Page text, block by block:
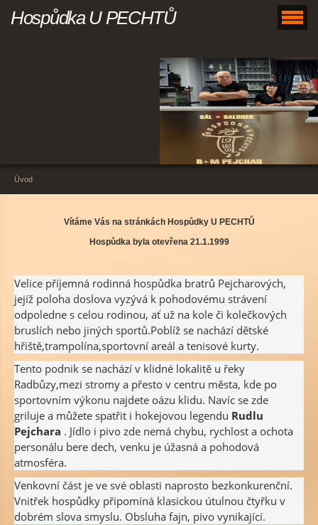
Hospůdka U PECHTŮ
Úvod
Vítáme Vás na stránkách Hospůdky U PECHTŮ
Hospůdka byla otevřena 21.1.1999
Velice příjemná rodinná hospůdka bratrů Pejcharových,
jejíž poloha doslova vyzývá k pohodovému strávení
odpoledne s celou rodinou, ať už na kole či kolečkových
bruslích nebo jiných sportů.Poblíž se nachází dětské
hřiště,trampolína,sportovní areál a tenisové kurty.
Tento podnik se nachází v klidné lokalitě u řeky
Radbůzy,mezi stromy a přesto v centru města, kde po
sportovním výkonu najdete oázu klidu. Navíc se zde
griluje a můžete spatřit i hokejovou legendu Rudlu
Pejchara . Jídlo i pivo zde nemá chybu, rychlost a ochota
personálu bere dech, venku je úžasná a pohodová
atmosféra.
Venkovní část je ve své oblasti naprosto bezkonkurenční.
Vnitřek hospůdky připomíná klasickou útulnou čtyřku v
dobrém slova smyslu. Obsluha fajn, pivo vynikající.